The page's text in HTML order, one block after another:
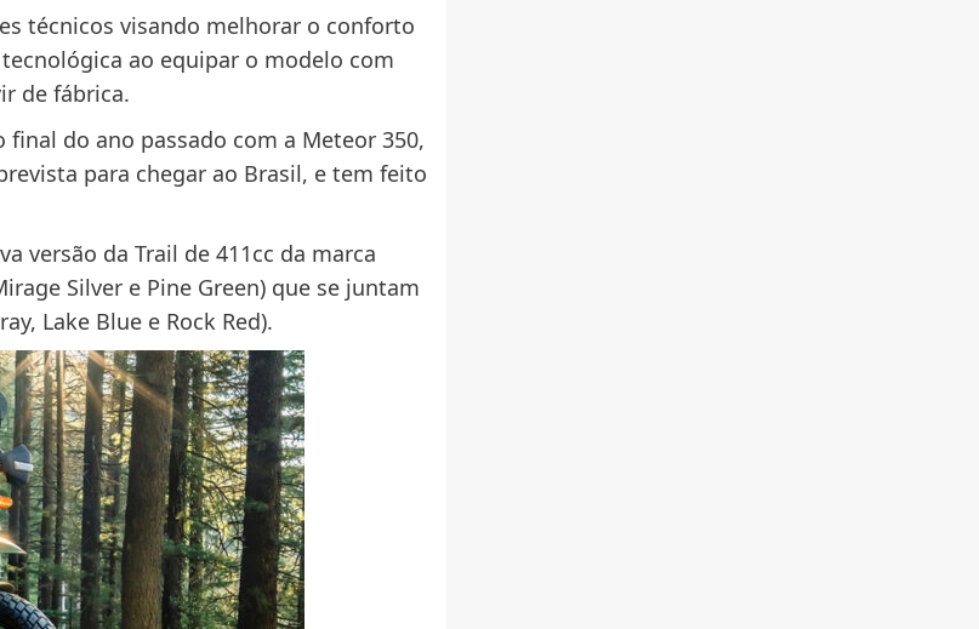
técnicos visando melhorar o conforto
ao equipar o modelo com
de fábrica.
do ano passado com a Meteor 350,
para chegar ao Brasil, e tem feito
versão da Trail de 411cc da marca
Silver e Pine Green) que se juntam
Lake Blue e Rock Red).